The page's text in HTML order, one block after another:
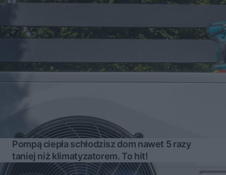
Pompą ciepła schłodzisz dom nawet 5 razy
taniej niż klimatyzatorem. To hit!